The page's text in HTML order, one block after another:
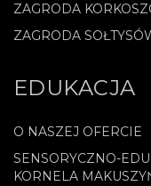
ZAGRODA
ZAGRODA
EDUKACJA
O NASZEJ OFERCIE
SENSORYCZNO-
KORNELA